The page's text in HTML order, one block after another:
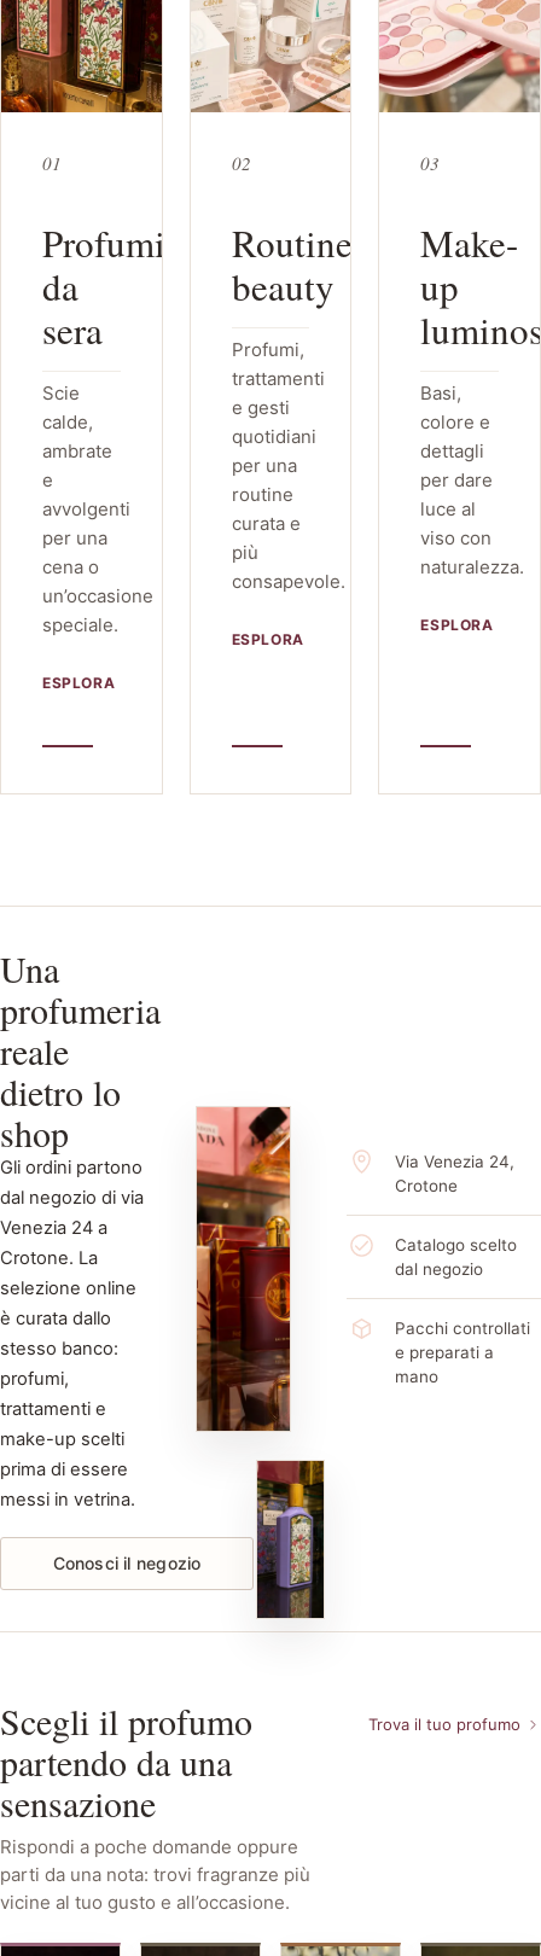
01
Profumi
da
sera
Scie
calde,
ambrate
e
avvolgenti
per una
cena o
un’occasione
speciale.
ESPLORA
02
Routine
beauty
Profumi,
trattamenti
e gesti
quotidiani
per una
routine
curata e
più
consapevole.
ESPLORA
03
Make-
up
Basi,
colore e
dettagli
per dare
luce al
viso con
naturalezza.
ESPLORA
Una
profumeria
reale
dietro lo
shop
Gli ordini partono
dal negozio di via
Venezia 24 a
Crotone. La
selezione online
è curata dallo
stesso banco:
profumi,
trattamenti e
make-up scelti
prima di essere
messi in vetrina.
Conosci il negozio
Via Venezia 24,
Crotone
Catalogo scelto
dal negozio
Pacchi controllati
e preparati a
mano
Scegli il profumo
partendo da una
sensazione
Rispondi a poche domande oppure
parti da una nota: trovi fragranze più
vicine al tuo gusto e all’occasione.
Trova il tuo profumo